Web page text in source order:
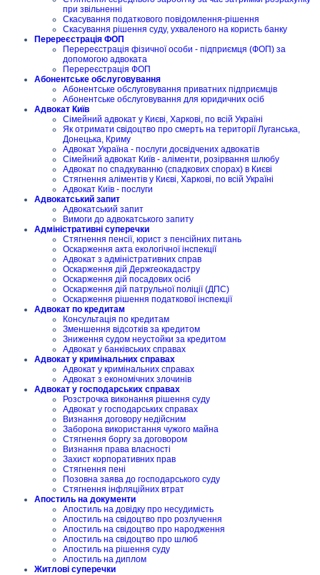
при звільненні
Скасування податкового повідомлення-рішення
Скасування рішення суду, ухваленого на користь банку
Перереєстрація ФОП
Перереєстрація фізичної особи - підприємця (ФОП) за
допомогою адвоката
Перереєстрація ФОП
Абонентське обслуговування
Абонентське обслуговування приватних підприємців
Абонентське обслуговування для юридичних осіб
Адвокат Київ
Сімейний адвокат у Києві, Харкові, по всій Україні
Як отримати свідоцтво про смерть на території Луганська,
Донецька, Криму
Адвокат Україна - послуги досвідчених адвокатів
Сімейний адвокат Київ - аліменти, розірвання шлюбу
Адвокат по спадкуванню (спадкових спорах) в Києві
Стягнення аліментів у Києві, Харкові, по всій Україні
Адвокат Київ - послуги
Адвокатський запит
Адвокатський запит
Вимоги до адвокатського запиту
Адміністративні суперечки
Стягнення пенсії, юрист з пенсійних питань
Оскарження акта екологічної інспекції
Адвокат з адміністративних справ
Оскарження дій Держгеокадастру
Оскарження дій посадових осіб
Оскарження дій патрульної поліції (ДПС)
Оскарження рішення податкової інспекції
Адвокат по кредитам
Консультація по кредитам
Зменшення відсотків за кредитом
Зниження судом неустойки за кредитом
Адвокат у банківських справах
Адвокат у кримінальних справах
Адвокат у кримінальних справах
Адвокат з економічних злочинів
Адвокат у господарських справах
Розстрочка виконання рішення суду
Адвокат у господарських справах
Визнання договору недійсним
Заборона використання чужого майна
Стягнення боргу за договором
Визнання права власності
Захист корпоративних прав
Стягнення пені
Позовна заява до господарського суду
Стягнення інфляційних втрат
Апостиль на документи
Апостиль на довідку про несудимість
Апостиль на свідоцтво про розлучення
Апостиль на свідоцтво про народження
Апостиль на свідоцтво про шлюб
Апостиль на рішення суду
Апостиль на диплом
Житлові суперечки